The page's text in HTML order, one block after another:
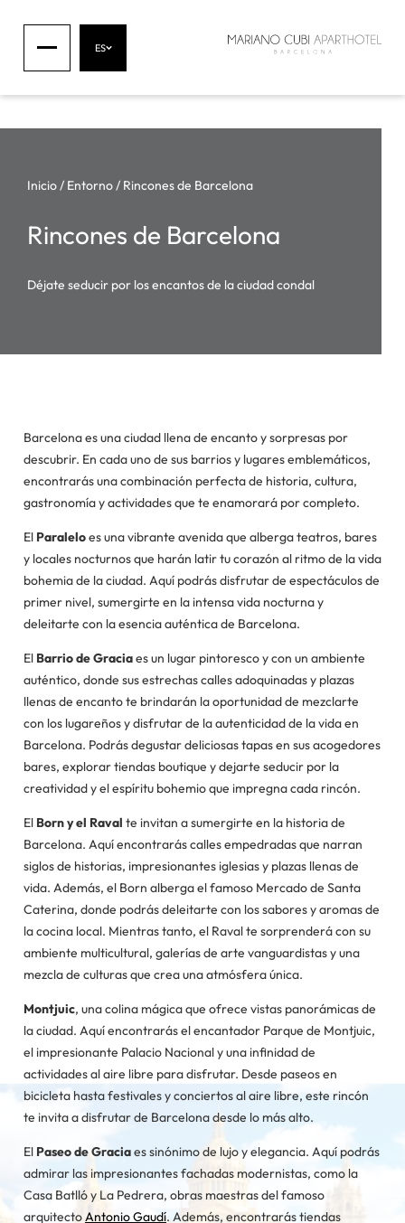
ES
Inicio/ Entorno/ Rincones de Barcelona
Rincones de Barcelona
Déjate seducir por los encantos de la ciudad condal
Barcelona es una ciudad llena de encanto y sorpresas por
descubrir. En cada uno de sus barrios y lugares emblemáticos,
encontrarás una combinación perfecta de historia, cultura,
gastronomía y actividades que te enamorará por completo.
El Paraleloes una vibrante avenida que alberga teatros, bares
y locales nocturnos que harán latir tu corazón al ritmo de la vida
bohemia de la ciudad. Aquí podrás disfrutar de espectáculos de
primer nivel, sumergirte en la intensa vida nocturna y
deleitarte con la esencia auténtica de Barcelona.
El Barrio de Graciaes un lugar pintoresco y con un ambiente
auténtico, donde sus estrechas calles adoquinadas y plazas
llenas de encanto te brindarán la oportunidad de mezclarte
con los lugareños y disfrutar de la autenticidad de la vida en
Barcelona. Podrás degustar deliciosas tapas en sus acogedores
bares, explorar tiendas boutique y dejarte seducir por la
creatividad y el espíritu bohemio que impregna cada rincón.
El Born y el Raval te invitan a sumergirte en la historia de
Barcelona. Aquí encontrarás calles empedradas que narran
siglos de historias, impresionantes iglesias y plazas llenas de
vida. Además, el Born alberga el famoso Mercado de Santa
Caterina, donde podrás deleitarte con los sabores y aromas de
la cocina local. Mientras tanto, el Raval te sorprenderá con su
ambiente multicultural, galerías de arte vanguardistas y una
mezcla de culturas que crea una atmósfera única.
Montjuic, una colina mágica que ofrece vistas panorámicas de
la ciudad. Aquí encontrarás el encantador Parque de Montjuic,
el impresionante Palacio Nacional y una infinidad de
actividades al aire libre para disfrutar. Desde paseos en
bicicleta hasta festivales y conciertos al aire libre, este rincón
te invita a disfrutar de Barcelona desde lo más alto.
El Paseo de Graciaes sinónimo de lujo y elegancia. Aquí podrás
admirar las impresionantes fachadas modernistas, como la
Casa Batlló y La Pedrera, obras maestras del famoso
arquitectoAntonio Gaudí. Además, encontrarás tiendas